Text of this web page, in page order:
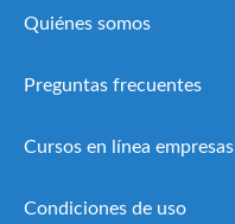
Quiénes somos
Preguntas frecuentes
Cursos en línea empresas
Condiciones de uso